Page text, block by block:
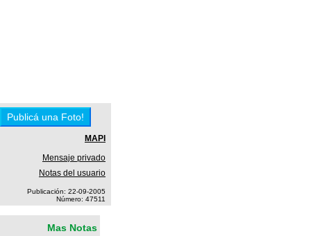
MAPI
Mensaje privado
Notas del usuario
Publicación: 22-09-2005
Número: 47511
Mas Notas